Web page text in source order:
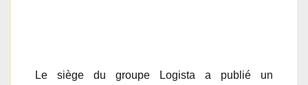
Le siège du groupe Logista a publié un